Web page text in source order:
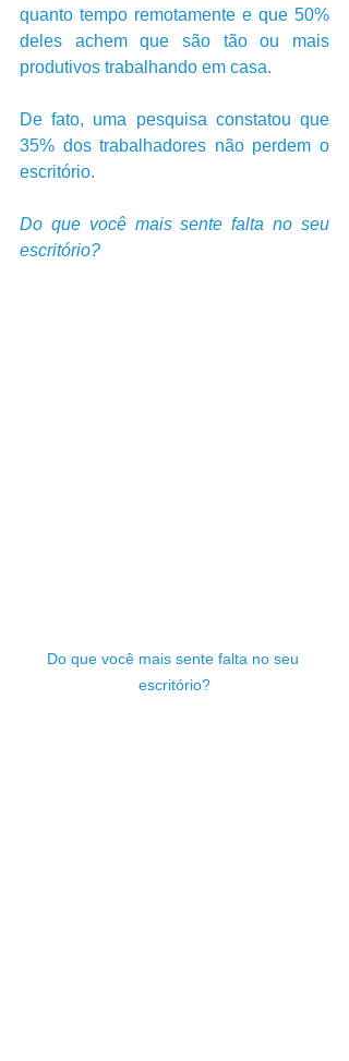
quanto tempo remotamente e que 50%
deles achem que são tão ou mais
produtivos trabalhando em casa.
De fato, uma pesquisa constatou que
35% dos trabalhadores não perdem o
escritório.
Do que você mais sente falta no seu
escritório?
Do que você mais sente falta no seu
escritório?